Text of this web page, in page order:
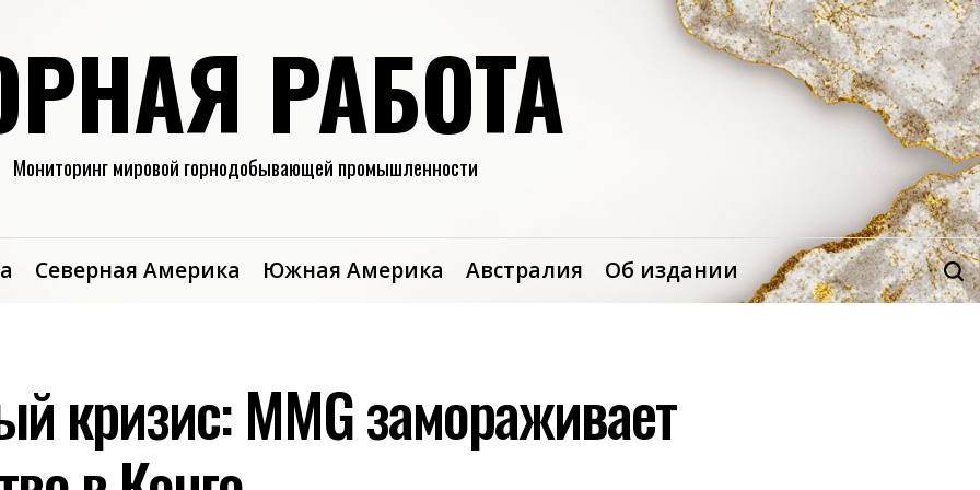
РАБОТА
Мониторинг мировой горнодобывающей промышленности
Северная Америка Южная Америка Австралия Об издании
кризис: MMG замораживает